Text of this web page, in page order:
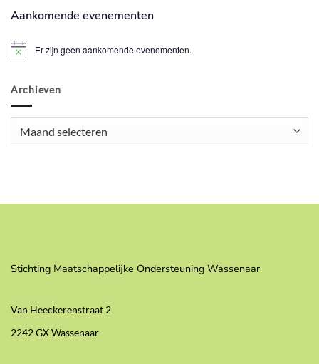
Aankomende evenementen
BerichtEr zijn geen aankomende evenementen.
Archieven
Stichting Maatschappelijke Ondersteuning Wassenaar
Van Heeckerenstraat 2
2242 GX Wassenaar